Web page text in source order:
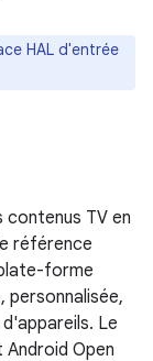
HAL d'entrée
TV en
référence
forme
personnalisée,
Le
Open